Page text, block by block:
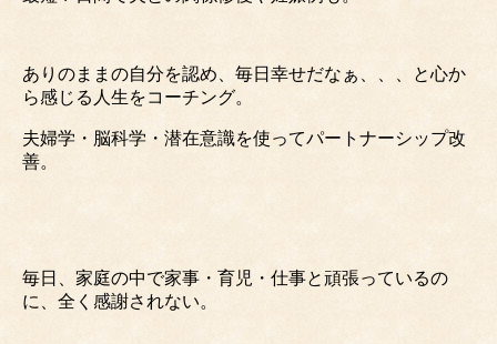
ありのままの自分を認め、毎日幸せだなぁ、、、と心か
ら感じる人生をコーチング。
夫婦学・脳科学・潜在意識を使ってパートナーシップ改
善。
毎日、家庭の中で家事・育児・仕事と頑張っているの
に、全く感謝されない。